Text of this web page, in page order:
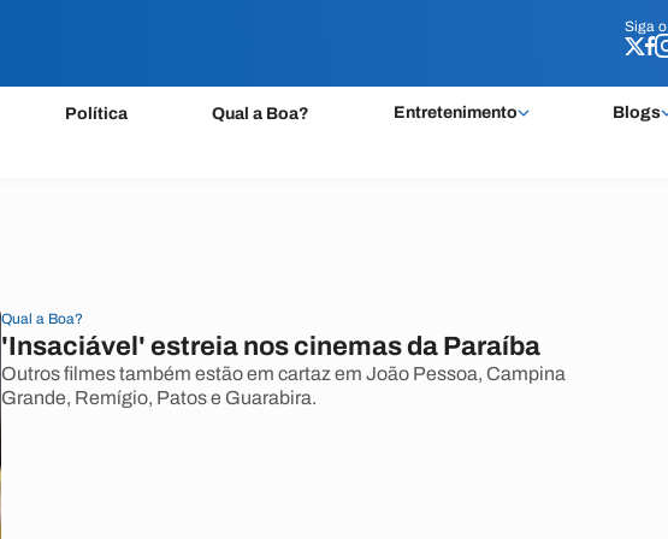
Siga o
Política Qual a Boa? Entretenimento Blogs
Siga o
Qual a Boa?
'Insaciável' estreia nos cinemas da Paraíba
Outros filmes também estão em cartaz em João Pessoa, Campina
Grande, Remígio, Patos e Guarabira.